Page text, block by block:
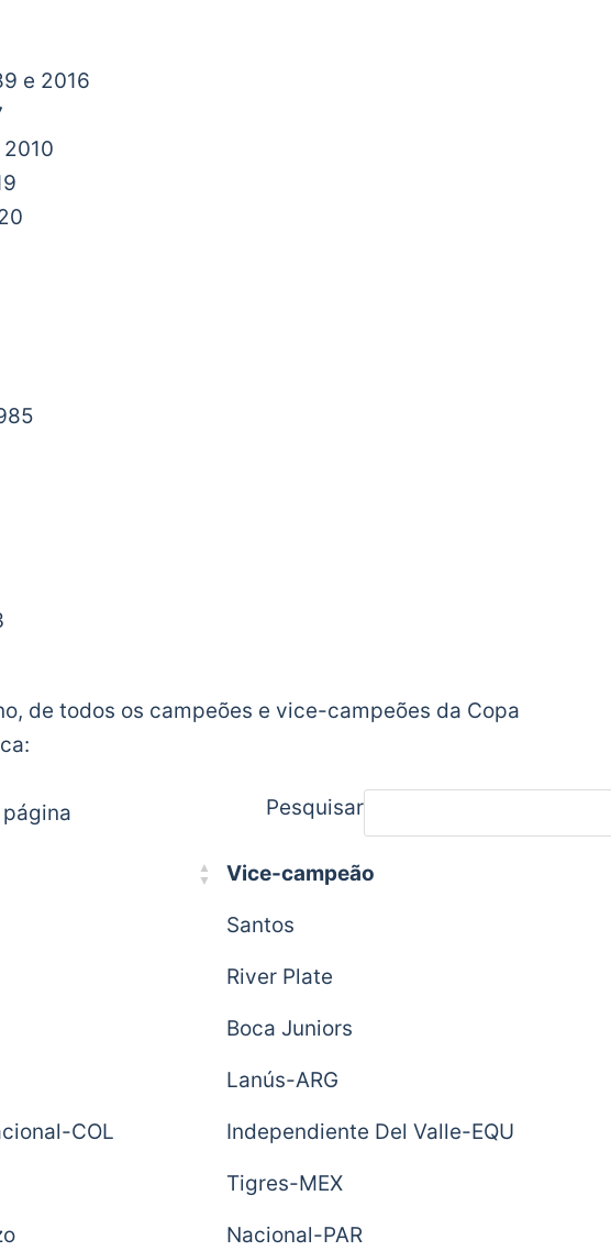
e 2016
de todos os campeões e vice-campeões da Copa
Pesquisar
Vice-campeão
Santos
River Plate
Boca Juniors
Lanús-ARG
COL Independiente Del Valle-EQU
Tigres-MEX
Nacional-PAR